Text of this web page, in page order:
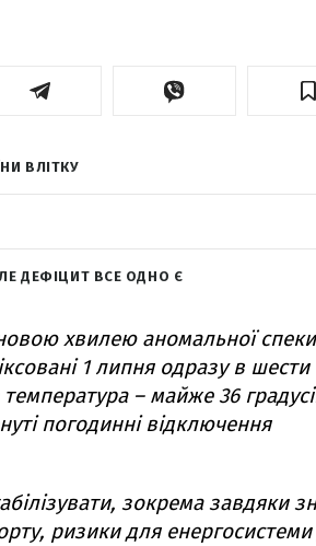
ВЛІТКУ
ДЕФІЦИТ ВСЕ ОДНО Є
хвилею аномальної
1 липня одразу в шести
– майже 36
погодинні відключення
зокрема завдяки
ризики для енергосистеми